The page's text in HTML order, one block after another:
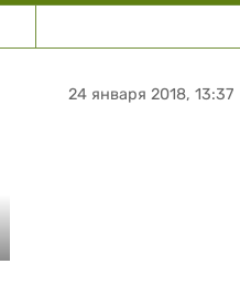
24 января 2018, 13:37